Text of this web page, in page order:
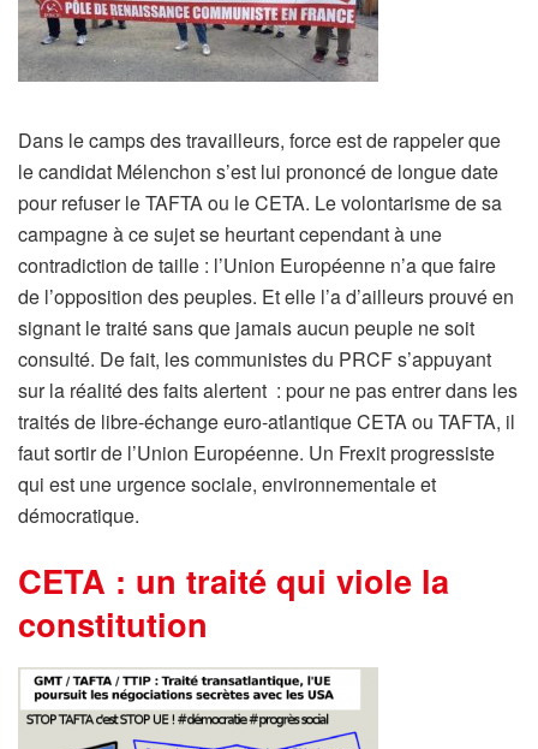
Dans le camps des travailleurs, force est de rappeler que
le candidat Mélenchon s’est lui prononcé de longue date
pour refuser le TAFTA ou le CETA. Le volontarisme de sa
campagne à ce sujet se heurtant cependant à une
contradiction de taille : l’Union Européenne n’a que faire
de l’opposition des peuples. Et elle l’a d’ailleurs prouvé en
signant le traité sans que jamais aucun peuple ne soit
consulté. De fait, les communistes du PRCF s’appuyant
sur la réalité des faits alertent : pour ne pas entrer dans les
traités de libre-échange euro-atlantique CETA ou TAFTA, il
faut sortir de l’Union Européenne. Un Frexit progressiste
qui est une urgence sociale, environnementale et
démocratique.
CETA : un traité qui viole la
constitution